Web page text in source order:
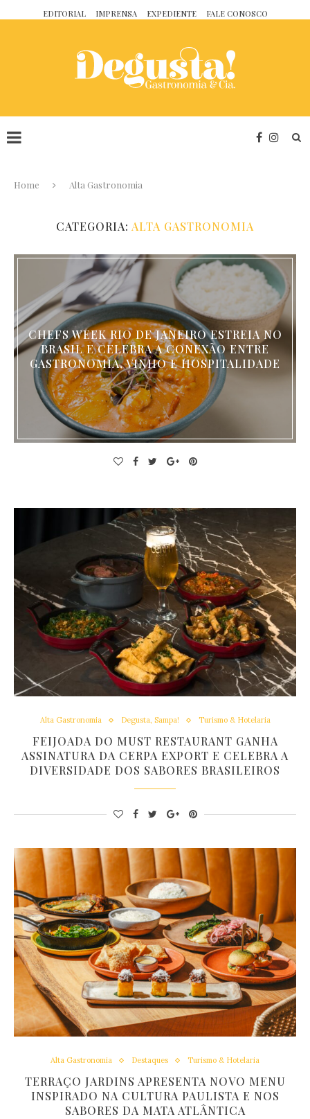
EDITORIAL IMPRENSA EXPEDIENTE FALE CONOSCO
Home Alta Gastronomia
CATEGORIA: ALTA GASTRONOMIA
CHEFS WEEK RIO DE JANEIRO ESTREIA NO
BRASIL E CELEBRA A CONEXÃO ENTRE
GASTRONOMIA, VINHO E HOSPITALIDADE
Alta Gastronomia Degusta, Sampa! Turismo & Hotelaria
FEIJOADA DO MUST RESTAURANT GANHA
ASSINATURA DA CERPA EXPORT E CELEBRA A
DIVERSIDADE DOS SABORES BRASILEIROS
Alta Gastronomia Destaques Turismo & Hotelaria
TERRAÇO JARDINS APRESENTA NOVO MENU
INSPIRADO NA CULTURA PAULISTA E NOS
SABORES DA MATA ATLÂNTICA